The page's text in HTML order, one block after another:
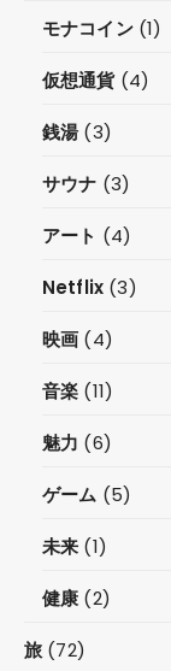
モナコイン(1)
仮想通貨(4)
銭湯 (3)
サウナ (3)
アート (4)
Netflix (3)
映画 (4)
音楽 (11)
魅力 (6)
ゲーム (5)
未来 (1)
健康 (2)
旅 (72)